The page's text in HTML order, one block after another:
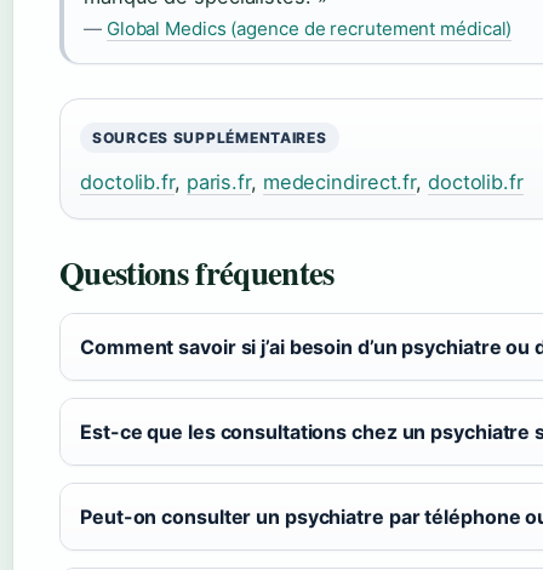
— Global Medics (agence de recrutement médical)
SOURCES SUPPLÉMENTAIRES
doctolib.fr, paris.fr, medecindirect.fr, doctolib.fr
Questions fréquentes
Comment savoir si j’ai besoin d’un psychiatre ou
Est-ce que les consultations chez un psychiatre
Peut-on consulter un psychiatre par téléphone